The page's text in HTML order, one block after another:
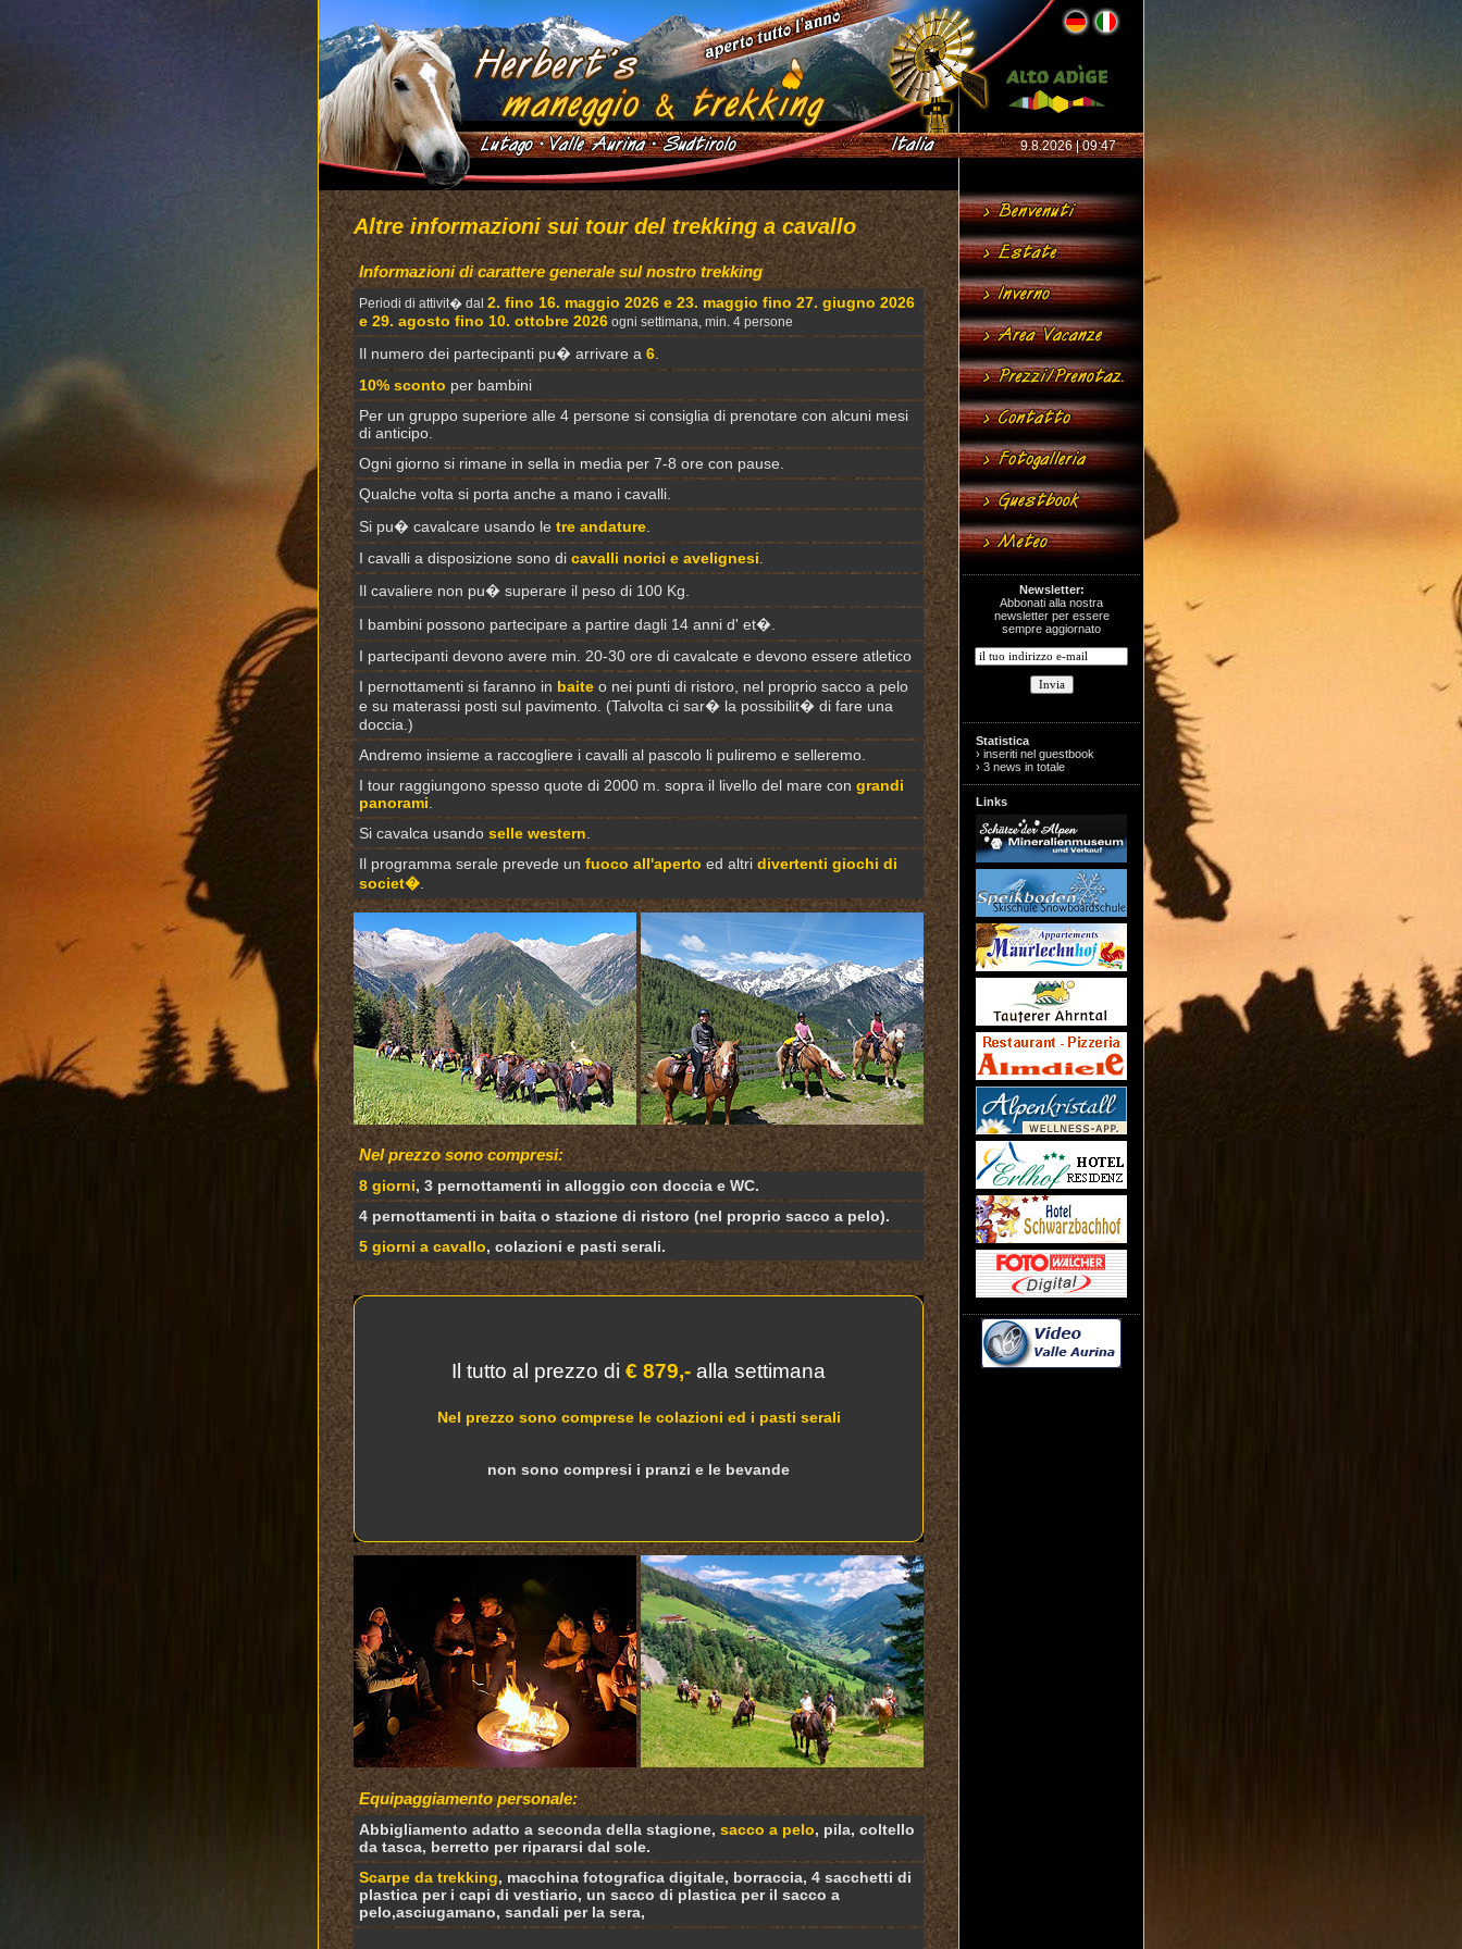
9.8.2026 | 09:47
Altre informazioni sui tour del trekking a cavallo
Informazioni di carattere generale sul nostro trekking
Periodi di attivit� dal 2. fino 16. maggio 2026 e 23. maggio fino 27. giugno 2026
e 29. agosto fino 10. ottobre 2026 ogni settimana, min. 4 persone
Il numero dei partecipanti pu� arrivare a 6
10% sconto per bambini
Per un gruppo superiore alle 4 persone si consiglia di prenotare con alcuni mesi
di anticipo.
Ogni giorno si rimane in sella in media per 7-8 ore con pause.
Qualche volta si porta anche a mano i cavalli.
Si pu� cavalcare usando le tre andature
I cavalli a disposizione sono di cavalli norici e avelignesi
Il cavaliere non pu� superare il peso di 100 Kg.
I bambini possono partecipare a partire dagli 14 anni d' et�.
I partecipanti devono avere min. 20-30 ore di cavalcate e devono essere atletico
I pernottamenti si faranno in baite o nei punti di ristoro, nel proprio sacco a pelo
e su materassi posti sul pavimento. (Talvolta ci sar� la possibilit� di fare una
doccia.)
Andremo insieme a raccogliere i cavalli al pascolo li puliremo e selleremo.
I tour raggiungono spesso quote di 2000 m. sopra il livello del mare con grandi
panorami
Si cavalca usando selle western
Il programma serale prevede un fuoco all'aperto ed altri divertenti giochi di
societ�
Nel prezzo sono compresi:
8 giorni, 3 pernottamenti in alloggio con doccia e WC.
4 pernottamenti in baita o stazione di ristoro (nel proprio sacco a pelo).
5 giorni a cavallo, colazioni e pasti serali.
Il tutto al prezzo di € 879,- alla settimana
Nel prezzo sono comprese le colazioni ed i pasti serali
non sono compresi i pranzi e le bevande
Equipaggiamento personale:
Abbigliamento adatto a seconda della stagione, sacco a pelo, pila, coltello
da tasca, berretto per ripararsi dal sole.
Scarpe da trekking, macchina fotografica digitale, borraccia, 4 sacchetti di
plastica per i capi di vestiario, un sacco di plastica per il sacco a
pelo,asciugamano, sandali per la sera,
Newsletter:
Abbonati alla nostra
newsletter per essere
sempre aggiornato
Statistica
› inseriti nel guestbook
› 3 news in totale
Links